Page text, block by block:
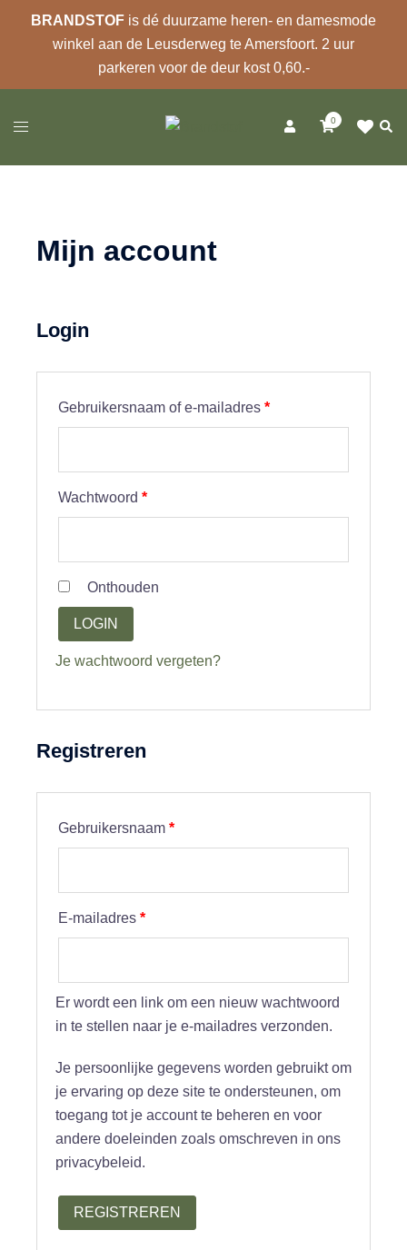
BRANDSTOF is dé duurzame heren- en damesmode
winkel aan de Leusderweg te Amersfoort. 2 uur
parkeren voor de deur kost 0,60.-
naar
inhoud
Toggle
0
Mijn account
Login
Gebruikersnaam of e-mailadres *Vereist
Wachtwoord *Vereist
Onthouden
LOGIN
Je wachtwoord vergeten?
Registreren
Gebruikersnaam *Vereist
E-mailadres *Vereist
Er wordt een link om een nieuw wachtwoord
in te stellen naar je e-mailadres verzonden.
Je persoonlijke gegevens worden gebruikt om
je ervaring op deze site te ondersteunen, om
toegang tot je account te beheren en voor
andere doeleinden zoals omschreven in ons
privacybeleid.
REGISTREREN